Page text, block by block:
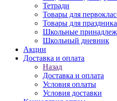
Тетради
Товары для
Товары для праздника
Школьные
Школьный дневник
Акции
Доставка и оплата
Назад
Доставка и оплата
Условия оплаты
Условия доставки